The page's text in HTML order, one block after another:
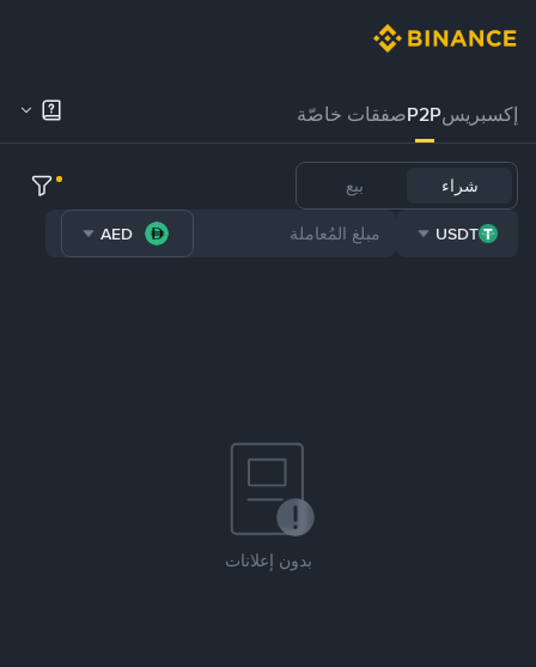
إكسبريسP2Pصفقات خاصّة
شراء بيع
USDT
AED
بدون إعلانات